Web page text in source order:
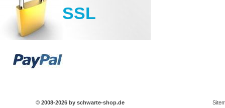
SSL
© 2008-2026 by schwarte-shop.de